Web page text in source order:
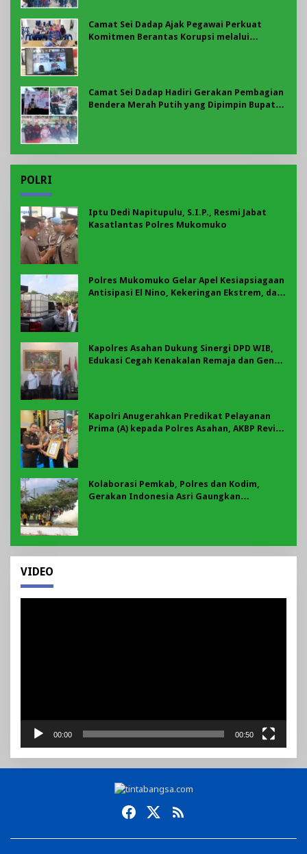
Camat Sei Dadap Ajak Pegawai Perkuat
Komitmen Berantas Korupsi melalui
Camat Sei Dadap Hadiri Gerakan Pembagian
Bendera Merah Putih yang Dipimpin Bupati
POLRI
Iptu Dedi Napitupulu, S.I.P., Resmi Jabat
Kasatlantas Polres Mukomuko
Polres Mukomuko Gelar Apel Kesiapsiagaan
Antisipasi El Nino, Kekeringan Ekstrem, dan
Kapolres Asahan Dukung Sinergi DPD WIB,
Edukasi Cegah Kenakalan Remaja dan Geng
Kapolri Anugerahkan Predikat Pelayanan
Prima (A) kepada Polres Asahan, AKBP Revi
Kolaborasi Pemkab, Polres dan Kodim,
Gerakan Indonesia Asri Gaungkan
VIDEO
00:00 00:50